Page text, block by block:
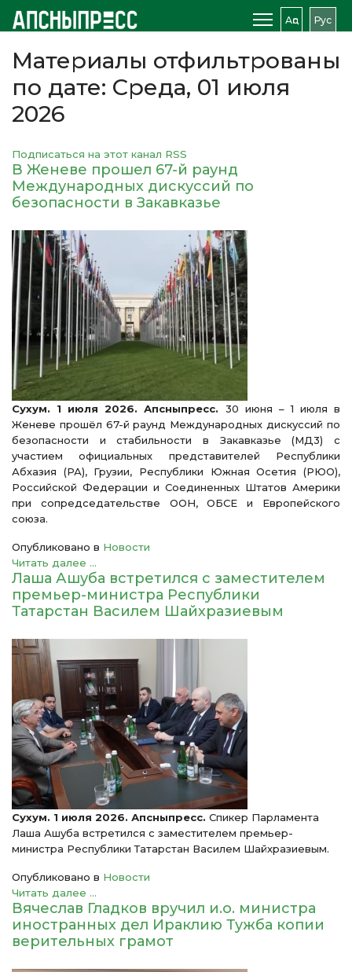
Аԥс Рус
Материалы отфильтрованы
по дате: Среда, 01 июля
2026
Подписаться на этот канал RSS
В Женеве прошел 67-й раунд
Международных дискуссий по
безопасности в Закавказье
Сухум. 1 июля 2026. Апсныпресс. 30 июня – 1 июля в
Женеве прошёл 67-й раунд Международных дискуссий по
безопасности и стабильности в Закавказье (МД3) с
участием официальных представителей Республики
Абхазия (РА), Грузии, Республики Южная Осетия (РЮО),
Российской Федерации и Соединенных Штатов Америки
при сопредседательстве ООН, ОБСЕ и Европейского
союза.
Опубликовано в Новости
Читать далее ...
Лаша Ашуба встретился с заместителем
премьер-министра Республики
Татарстан Василем Шайхразиевым
Сухум. 1 июля 2026. Апсныпресс. Спикер Парламента
Лаша Ашуба встретился с заместителем премьер-
министра Республики Татарстан Василем Шайхразиевым.
Опубликовано в Новости
Читать далее ...
Вячеслав Гладков вручил и.о. министра
иностранных дел Ираклию Тужба копии
верительных грамот